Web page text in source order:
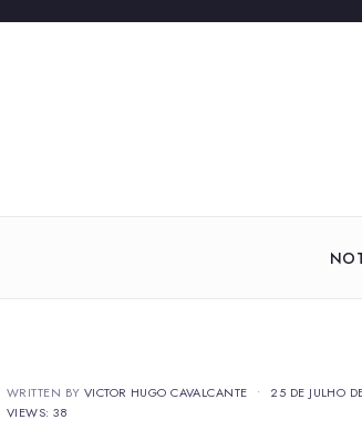
WRITTEN BY VICTOR HUGO CAVALCANTE • 25 DE JULHO
VIEWS: 38